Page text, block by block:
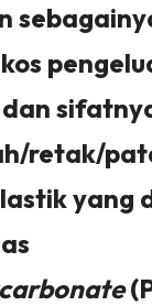
retak/
yang